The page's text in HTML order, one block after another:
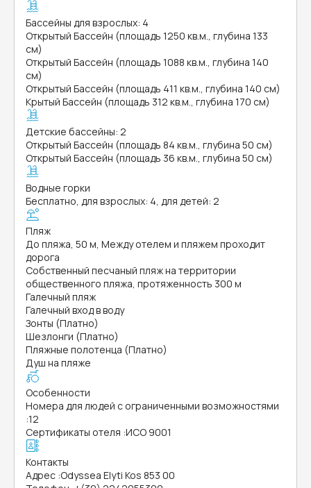
Бассейны для взрослых: 4
Открытый Бассейн (площадь 1250 кв.м., глубина 133
см)
Открытый Бассейн (площадь 1088 кв.м., глубина 140
см)
Открытый Бассейн (площадь 411 кв.м., глубина 140 см)
Крытый Бассейн (площадь 312 кв.м., глубина 170 см)
Детские бассейны: 2
Открытый Бассейн (площадь 84 кв.м., глубина 50 см)
Открытый Бассейн (площадь 36 кв.м., глубина 50 см)
Водные горки
Бесплатно, для взрослых: 4, для детей: 2
Пляж
До пляжа, 50 м, Между отелем и пляжем проходит
дорога
Собственный песчаный пляж на территории
общественного пляжа, протяженность 300 м
Галечный пляж
Галечный вход в воду
Зонты (Платно)
Шезлонги (Платно)
Пляжные полотенца (Платно)
Душ на пляже
Особенности
Номера для людей с ограниченными возможностями
:12
Сертификаты отеля :ИСО 9001
Контакты
Адрес :Odyssea Elyti Kos 853 00